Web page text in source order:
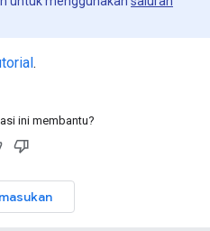
.
ini membantu?